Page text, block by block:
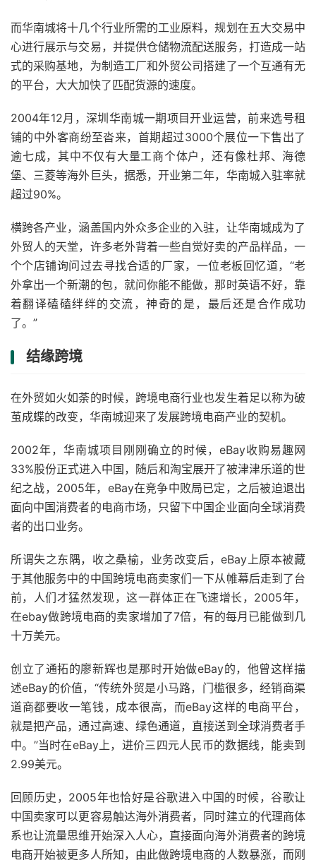
而华南城将十几个行业所需的工业原料，规划在五大交易中
心进行展示与交易，并提供仓储物流配送服务，打造成一站
式的采购基地，为制造工厂和外贸公司搭建了一个互通有无
的平台，大大加快了匹配货源的速度。
2004年12月，深圳华南城一期项目开业运营，前来选号租
铺的中外客商纷至沓来，首期超过3000个展位一下售出了
逾七成，其中不仅有大量工商个体户，还有像杜邦、海德
堡、三菱等海外巨头，据悉，开业第二年，华南城入驻率就
超过90%。
横跨各产业，涵盖国内外众多企业的入驻，让华南城成为了
外贸人的天堂，许多老外背着一些自觉好卖的产品样品，一
个个店铺询问过去寻找合适的厂家，一位老板回忆道，“老
外拿出一个新潮的包，就问你能不能做，那时英语不好，靠
着翻译磕磕绊绊的交流，神奇的是，最后还是合作成功
了。”
结缘跨境
在外贸如火如荼的时候，跨境电商行业也发生着足以称为破
茧成蝶的改变，华南城迎来了发展跨境电商产业的契机。
2002年，华南城项目刚刚确立的时候，eBay收购易趣网
33%股份正式进入中国，随后和淘宝展开了被津津乐道的世
纪之战，2005年，eBay在竞争中败局已定，之后被迫退出
面向中国消费者的电商市场，只留下中国企业面向全球消费
者的出口业务。
所谓失之东隅，收之桑榆，业务改变后，eBay上原本被藏
于其他服务中的中国跨境电商卖家们一下从帷幕后走到了台
前，人们才猛然发现，这一群体正在飞速增长，2005年，
在ebay做跨境电商的卖家增加了7倍，有的每月已能做到几
十万美元。
创立了通拓的廖新辉也是那时开始做eBay的，他曾这样描
述eBay的价值，“传统外贸是小马路，门槛很多，经销商渠
道商都要收一笔钱，成本很高，而eBay这样的电商平台，
就是把产品，通过高速、绿色通道，直接送到全球消费者手
中。”当时在eBay上，进价三四元人民币的数据线，能卖到
2.99美元。
回顾历史，2005年也恰好是谷歌进入中国的时候，谷歌让
中国卖家可以更容易触达海外消费者，同时建立的代理商体
系也让流量思维开始深入人心，直接面向海外消费者的跨境
电商开始被更多人所知，由此做跨境电商的人数暴涨，而刚